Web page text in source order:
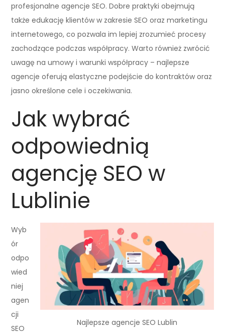
profesjonalne agencje SEO. Dobre praktyki obejmują
także edukację klientów w zakresie SEO oraz marketingu
internetowego, co pozwala im lepiej zrozumieć procesy
zachodzące podczas współpracy. Warto również zwrócić
uwagę na umowy i warunki współpracy – najlepsze
agencje oferują elastyczne podejście do kontraktów oraz
jasno określone cele i oczekiwania.
Jak wybrać
odpowiednią
agencję SEO w
Lublinie
Najlepsze agencje SEO Lublin
Wyb
ór
odpo
wied
niej
agen
cji
SEO